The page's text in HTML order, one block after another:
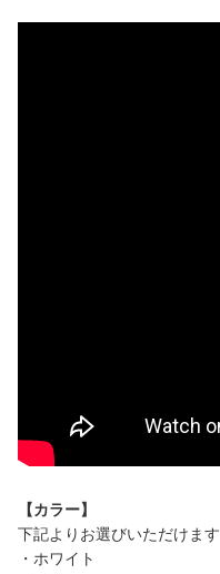
【カラー】
下記よりお選びいただけます
・ホワイト